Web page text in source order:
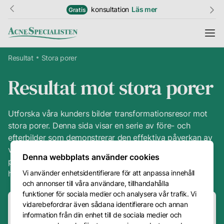
Information
Hudguide
Ordlista
Priser
Kundtjänst
Kontakt
20% Studentrabatt Läs mer
Denna webbplats använder cookies
Vi använder enhetsidentifierare för att anpassa innehåll
och annonser till våra användare, tillhandahålla
funktioner för sociala medier och analysera vår trafik. Vi
vidarebefordrar även sådana identifierare och annan
information från din enhet till de sociala medier och
Resultat Stora porer
Resultat mot stora porer
Utforska våra kunders bilder transformationsresor mot
stora porer. Denna sida visar en serie av före- och
efterbilder som demonstrerar den effektiva påverkan av
våra specialanpassade hudvårdsbehandlingar och
produkter, vilka ger tydliga och märkbara förbättringar i
hudens utseende och hälsa.
du
redoFå specialisthjälp